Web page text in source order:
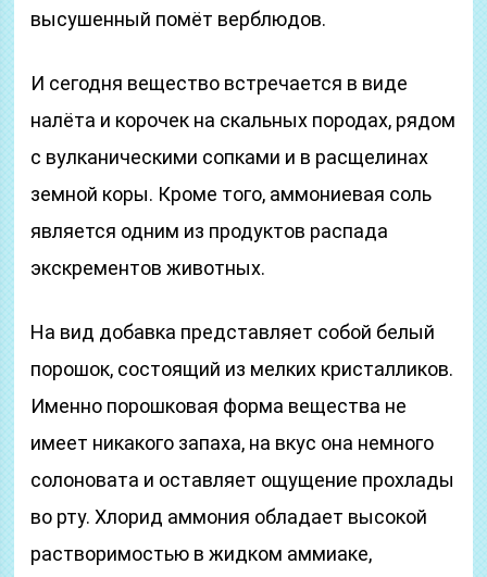
высушенный помёт верблюдов.
И сегодня вещество встречается в виде
налёта и корочек на скальных породах, рядом
с вулканическими сопками и в расщелинах
земной коры. Кроме того, аммониевая соль
является одним из продуктов распада
экскрементов животных.
На вид добавка представляет собой белый
порошок, состоящий из мелких кристалликов.
Именно порошковая форма вещества не
имеет никакого запаха, на вкус она немного
солоновата и оставляет ощущение прохлады
во рту. Хлорид аммония обладает высокой
растворимостью в жидком аммиаке,